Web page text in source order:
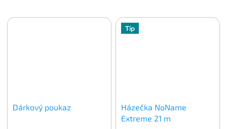
Dárkový poukaz
Tip
Házečka NoName
Extreme 21 m